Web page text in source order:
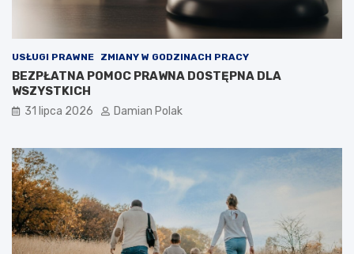
USŁUGI PRAWNE ZMIANY W GODZINACH PRACY
BEZPŁATNA POMOC PRAWNA DOSTĘPNA DLA
WSZYSTKICH
31 lipca 2026 Damian Polak